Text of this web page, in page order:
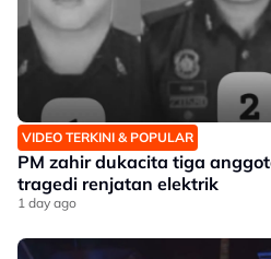
VIDEO TERKINI & POPULAR
PM zahir dukacita tiga
tragedi renjatan elektrik
1 day ago